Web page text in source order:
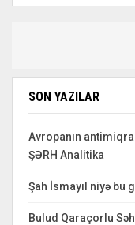
SON YAZILAR
Avropanın
ŞƏRH Analitika
Şah İsmayıl niyə bu
Bulud Qaraçorlu